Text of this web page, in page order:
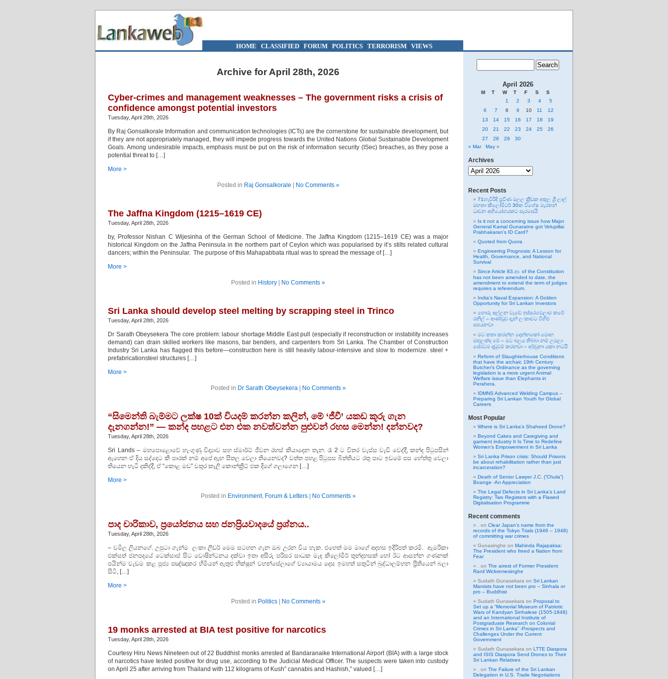
HOME | CLASSIFIED| FORUM| POLITICS | TERRORISM| VIEWS
Archive for April 28th, 2026
Cyber-crimes and management weaknesses – The government risks a crisis of
confidence amongst potential investors
Tuesday, April 28th, 2026
By Raj Gonsalkorale Information and communication technologies (ICTs) are the cornerstone for sustainable development, but
if they are not appropriately managed, they will impede progress towards the United Nations Global Sustainable Development
Goals. Among undesirable impacts, emphasis must be put on the risk of information security (ISec) breaches, as they pose a
potential threat to […]
More >
Posted in Raj Gonsalkorale No Comments »
The Jaffna Kingdom (1215–1619 CE)
Tuesday, April 28th, 2026
by, Professor Nishan C Wijesinha of the German School of Medicine. The Jaffna Kingdom (1215–1619 CE) was a major
historical Kingdom on the Jaffna Peninsula in the northern part of Ceylon which was popularised by it’s stilts related cultural
dancers; within the Peninsular. The purpose of this Mahapabbata ritual was to spread the message of […]
More >
Posted in History No Comments »
Sri Lanka should develop steel melting by scrapping steel in Trinco
Tuesday, April 28th, 2026
Dr Sarath Obeysekera The core problem: labour shortage Middle East pull (especially if reconstruction or instability increases
demand) can drain skilled workers like masons, bar benders, and carpenters from Sri Lanka. The Chamber of Construction
Industry Sri Lanka has flagged this before—construction here is still heavily labour-intensive and slow to modernize. steel +
prefabricationsteel structures […]
More >
Posted in Dr Sarath Obeysekera| No Comments »
“සිමෙන්ති බැම්මට ලක්ෂ 10ක් වියදම් කරන්න කලින්, මේ ‘ජීවී’ යකඩ කූරු ගැන
දැනගන්න!” — කන්ද පහළට එන එක නවත්වන්න පුළුවන් රහස මෙන්න! දන්නවද?
Tuesday, April 28th, 2026
Sri Lands – මහපොළොවේ හැංගුණු විද්‍යාව සහ ස්මාර්ට් ජීවන රහස් කියාදෙන තැන. රෑ 2 ට විතර වැස්ස වැඩි වෙද්දී, කන්ද පිටුපසින්
ඇහෙන ඒ දිය සද්දෙට කී පාරක් නම් අපේ ඇඟ සීතල වෙලා තියෙනවද? වත්ත පහළ පිටුපස බිත්තියට රතු පාට ඉඩමේ පස හේත්තු වෙලා
තියෙන හැටි දකිද්දී, ඒ “කොළ මඩ” වතුර කෑලි කොන්ක්‍රීට් එක දිගේ ගලාගෙන […]
More >
Posted in Environment, Forum & Letters| No Comments »
පාද චාරිකාව, ප්‍රයෝජනය සහ ජනප්‍රියවාදයේ ප්‍රශ්නය..
Tuesday, April 28th, 2026
– චමිල ලියනගේ. උපුටා ගැන්ම ලංකා ලීඩර් මෙම සටහන ගැන ඔබ උරන විය හැක. එහෙත් මම මාගේ අදහස ඉදිරිපත් කරමි. ඇමරිකා
එක්සත් ජනපදයේ ටෙක්සාස් සිට වොෂින්ටනය දක්වා ඉතා අසීරු පරිසර සාධක මැද කිලෝමීර් තුන්දහසක් හෝ ඊට ආසන්න ගණනක්
පයින්ම වැඩම කළ පූජ්‍ය පඤ්ඤාකර හිමියන් ඇතුළු භික්ෂූන් වහන්සේලාගේ ව්‍යායාමය දෙස ඉමහත් සතුටින් බුද්ධාලම්භන ප්‍රීතියෙන් බලා
සිටි, […]
More >
Posted in Politics| No Comments »
19 monks arrested at BIA test positive for narcotics
Tuesday, April 28th, 2026
Courtesy Hiru News Nineteen out of 22 Buddhist monks arrested at Bandaranaike International Airport (BIA) with a large stock
of narcotics have tested positive for drug use, according to the Judicial Medical Officer. The suspects were taken into custody
on April 25 after arriving from Thailand with 112 kilograms of Kush” cannabis and Hashish,” valued […]
April 2026
M T W T F S
S
1
2 3 4
5
6
7 8 9 10 11
12
13
14 15 16 17 18
19
20
21 22 23 24 25
26
27
28 29
30
« Mar
May »
Archives
Archives
Recent Posts
71හැවිරිදි ප්‍රවීණ මලල ක්‍රීඩක අතුල ශ්‍රී ලාල්
මහතා කිලෝමීටර් 30ක විශේෂ මැරතන්
ධාවන අභියෝගයකට සැරසෙයි
Is it not a concerning issue how Major
General Kamal Gunaratne got Velupillai
Prabhakaran’s ID Card?
Quoted from Quora
Engineering Prognosis: A Lesson for
Health, Governance, and National
Survival
Since Article 83.ආ. of the Constitution
has not been amended to date, the
amendment to extend the term of judges
requires a referendum.
India’s Naval Expansion: A Golden
Opportunity for Sri Lankan Investors
හොරු අල්ලන වැඩේ ඉස්සරවෙලාම කරේ
රනිල් – ආණ්ඩුව දැන් ලංකාවට විහිළු
සපයනවා
මට කතා කරන්න දෙන්නකෝ මොන
මඟුලක්ද මේ – මට බලය තිබ්බා නම් උඹලා
සේරටම දඬුවම් කරනවා – අර්චුනා යකා නටයි
Reform of Slaughterhouse Conditions
that have the archaic 19th Century
Butcher’s Ordinance as the governing
legislation is a more urgent Animal
Welfare issue than Elephants in
Perahera.
IDMNS Advanced Welding Campus –
Preparing Sri Lankan Youth for Global
Careers
Most Popular
Where is Sri Lanka’s Shaheed Drone?
Beyond Cakes and Caregiving and
garment industry It Is Time to Redefine
Women’s Empowerment in Sri Lanka
Sri Lanka Prison crisis: Should Prisons
be about rehabilitation rather than just
incarceration?
Death of Senior Lawyer J.C. (“Chula”)
Boange -An Appreciation
The Legal Defects in Sri Lanka’s Land
Registry: Two Registers with a Flawed
Digitalisation Programme
Recent comments
on Clear Japan’s name from the
records of the Tokyo Trials (1946 – 1948)
of committing war crimes
Gunasinghe on Mahinda Rajapaksa:
The President who freed a Nation from
Fear
on The arrest of Former President
Ranil Wickremesinghe
Sudath Gunasekara on Sri Lankan
Marxists have not been pro – Sinhala or
pro – Buddhist
Sudath Gunasekara on Proposal to
Set up a “Memorial Museum of Patriotic
Wars of Kandyan Sinhalese (1505-1848)
and an International Institute of
Postgraduate Research on Colonial
Crimes in Sri Lanka” -Prospects and
Challenges Under the Current
Government
Sudath Gunasekara on LTTE Diaspora
and ISIS Diaspora Send Drones to Their
Sri Lankan Relatives
on The Failure of the Sri Lankan
Delegation in U.S. Trade Negotiations